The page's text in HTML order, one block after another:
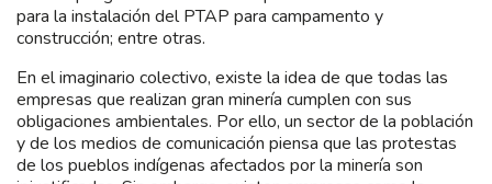
para la instalación del PTAP para campamento y
construcción; entre otras.
En el imaginario colectivo, existe la idea de que todas las
empresas que realizan gran minería cumplen con sus
obligaciones ambientales. Por ello, un sector de la población
y de los medios de comunicación piensa que las protestas
de los pueblos indígenas afectados por la minería son